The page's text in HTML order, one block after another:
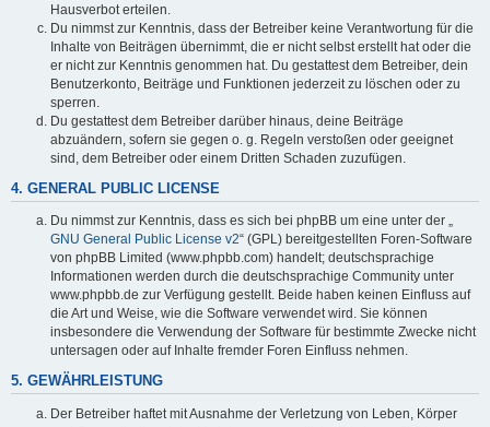
Hausverbot erteilen.
Du nimmst zur Kenntnis, dass der Betreiber keine Verantwortung für die
Inhalte von Beiträgen übernimmt, die er nicht selbst erstellt hat oder die
er nicht zur Kenntnis genommen hat. Du gestattest dem Betreiber, dein
Benutzerkonto, Beiträge und Funktionen jederzeit zu löschen oder zu
sperren.
Du gestattest dem Betreiber darüber hinaus, deine Beiträge
abzuändern, sofern sie gegen o. g. Regeln verstoßen oder geeignet
sind, dem Betreiber oder einem Dritten Schaden zuzufügen.
4. GENERAL PUBLIC LICENSE
Du nimmst zur Kenntnis, dass es sich bei phpBB um eine unter der „
GNU General Public License v2“ (GPL) bereitgestellten Foren-Software
von phpBB Limited (www.phpbb.com) handelt; deutschsprachige
Informationen werden durch die deutschsprachige Community unter
www.phpbb.de zur Verfügung gestellt. Beide haben keinen Einfluss auf
die Art und Weise, wie die Software verwendet wird. Sie können
insbesondere die Verwendung der Software für bestimmte Zwecke nicht
untersagen oder auf Inhalte fremder Foren Einfluss nehmen.
5. GEWÄHRLEISTUNG
Der Betreiber haftet mit Ausnahme der Verletzung von Leben, Körper